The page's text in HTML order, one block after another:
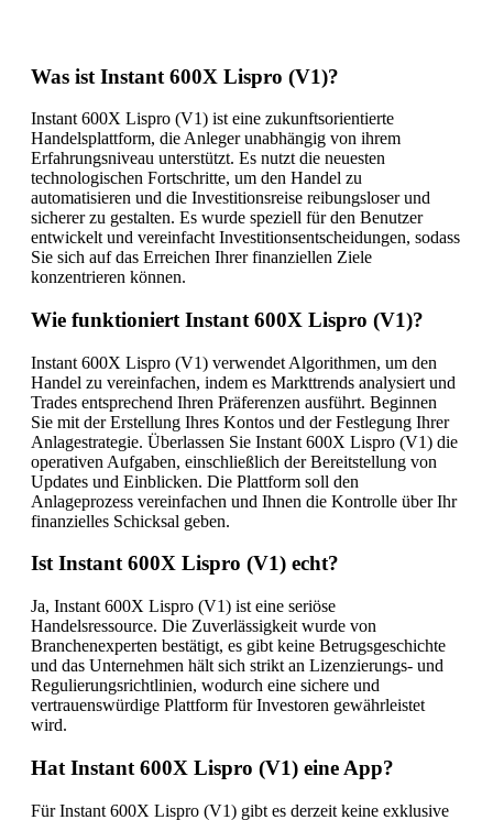
Was ist Instant 600X Lispro (V1)?
Instant 600X Lispro (V1) ist eine zukunftsorientierte
Handelsplattform, die Anleger unabhängig von ihrem
Erfahrungsniveau unterstützt. Es nutzt die neuesten
technologischen Fortschritte, um den Handel zu
automatisieren und die Investitionsreise reibungsloser und
sicherer zu gestalten. Es wurde speziell für den Benutzer
entwickelt und vereinfacht Investitionsentscheidungen, sodass
Sie sich auf das Erreichen Ihrer finanziellen Ziele
konzentrieren können.
Wie funktioniert Instant 600X Lispro (V1)?
Instant 600X Lispro (V1) verwendet Algorithmen, um den
Handel zu vereinfachen, indem es Markttrends analysiert und
Trades entsprechend Ihren Präferenzen ausführt. Beginnen
Sie mit der Erstellung Ihres Kontos und der Festlegung Ihrer
Anlagestrategie. Überlassen Sie Instant 600X Lispro (V1) die
operativen Aufgaben, einschließlich der Bereitstellung von
Updates und Einblicken. Die Plattform soll den
Anlageprozess vereinfachen und Ihnen die Kontrolle über Ihr
finanzielles Schicksal geben.
Ist Instant 600X Lispro (V1) echt?
Ja, Instant 600X Lispro (V1) ist eine seriöse
Handelsressource. Die Zuverlässigkeit wurde von
Branchenexperten bestätigt, es gibt keine Betrugsgeschichte
und das Unternehmen hält sich strikt an Lizenzierungs- und
Regulierungsrichtlinien, wodurch eine sichere und
vertrauenswürdige Plattform für Investoren gewährleistet
wird.
Hat Instant 600X Lispro (V1) eine App?
Für Instant 600X Lispro (V1) gibt es derzeit keine exklusive